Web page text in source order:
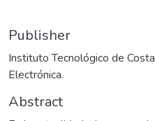
Publisher
Instituto Tecnológico de
Electrónica.
Abstract